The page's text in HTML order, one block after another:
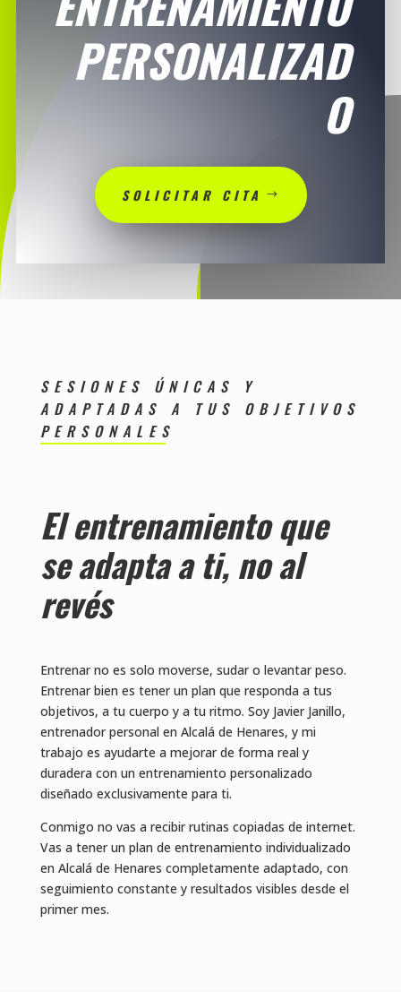
PERSONALIZAD
O
SOLICITAR CITA
SESIONES ÚNICAS Y
ADAPTADAS A TUS OBJETIVOS
PERSONALES
El entrenamiento que
se adapta a ti, no al
revés
Entrenar no es solo moverse, sudar o levantar peso.
Entrenar bien es tener un plan que responda a tus
objetivos, a tu cuerpo y a tu ritmo. Soy Javier Janillo,
entrenador personal en Alcalá de Henares, y mi
trabajo es ayudarte a mejorar de forma real y
duradera con un entrenamiento personalizado
diseñado exclusivamente para ti.
Conmigo no vas a recibir rutinas copiadas de internet.
Vas a tener un plan de entrenamiento individualizado
en Alcalá de Henares completamente adaptado, con
seguimiento constante y resultados visibles desde el
primer mes.